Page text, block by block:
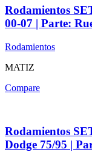
Rodamientos
00-07 | Parte:
Rodamientos
MATIZ
Compare
Rodamientos
Dodge 75/95 |